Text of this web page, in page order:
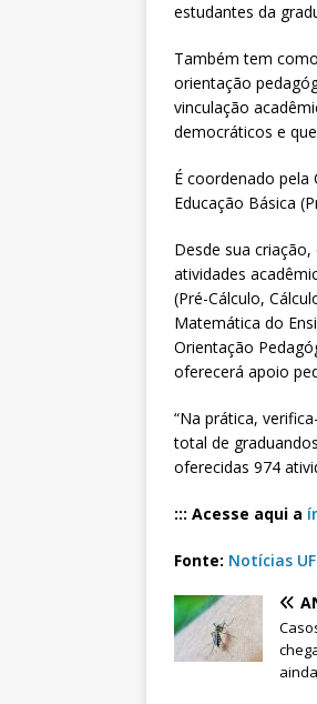
estudantes da
Também tem
orientação
vinculação
democráticos e
É coordenado pela
Educação Básica
Desde sua
atividades
(Pré-Cálculo,
Matemática do
Orientação
oferecerá apoio
“Na prática,
total de
oferecidas 974
::: Acesse aqui a
Fonte: Notícias